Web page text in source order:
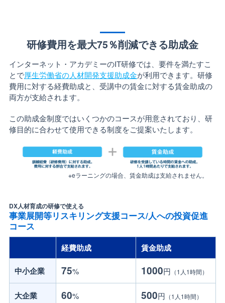
研修費用を最大75％削減できる助成金
インターネット・アカデミーのIT研修では、要件を満たすこ
とで厚生労働省の人材開発支援助成金が利用できます。研修
費用に対する経費助成と、受講中の賃金に対する賃金助成の
両方が支給されます。
この助成金制度ではいくつかのコースが用意されており、研
修目的に合わせて使用できる制度をご提案いたします。
※eラーニングの場合、賃金助成は支給されません。
DX人材育成の研修で使える
事業展開等リスキリング支援コース/人への投資促進
コース
経費助成 賃金助成
中小企業 75% 1000円 （1人1時間）
大企業 60% 500円 （1人1時間）